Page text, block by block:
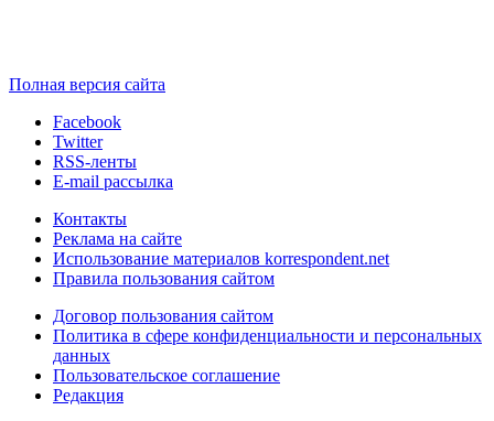
Полная версия сайта
Facebook
Twitter
RSS-ленты
E-mail рассылка
Контакты
Реклама на сайте
Использование материалов korrespondent.net
Правила пользования сайтом
Договор пользования сайтом
Политика в сфере конфиденциальности и персональных
данных
Пользовательское соглашение
Редакция